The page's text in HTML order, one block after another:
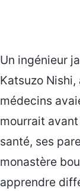
Un ingénieur
Katsuzo
médecins
mourrait avant
santé, ses
monastère
apprendre